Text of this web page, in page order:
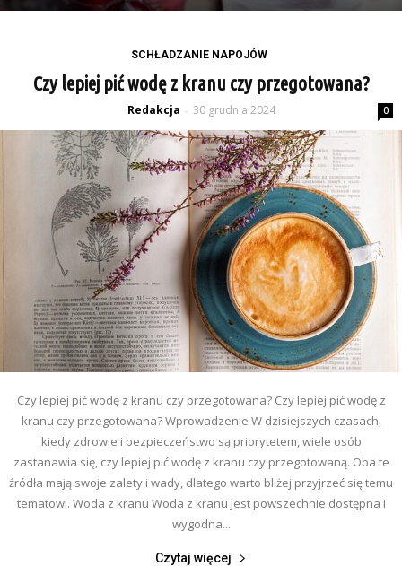
SCHŁADZANIE NAPOJÓW
Czy lepiej pić wodę z kranu czy przegotowana?
Redakcja - 30 grudnia 2024 0
Czy lepiej pić wodę z kranu czy przegotowana? Czy lepiej pić wodę z
kranu czy przegotowana? Wprowadzenie W dzisiejszych czasach,
kiedy zdrowie i bezpieczeństwo są priorytetem, wiele osób
zastanawia się, czy lepiej pić wodę z kranu czy przegotowaną. Oba te
źródła mają swoje zalety i wady, dlatego warto bliżej przyjrzeć się temu
tematowi. Woda z kranu Woda z kranu jest powszechnie dostępna i
wygodna...
Czytaj więcej